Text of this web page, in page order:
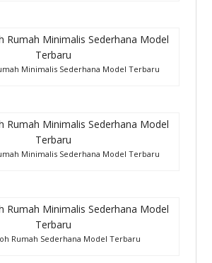
Minimalis Sederhana Model Terbaru
Minimalis Sederhana Model Terbaru
Rumah Sederhana Model Terbaru